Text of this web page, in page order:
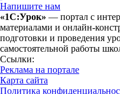
Напишите нам
«1С:Урок» — портал с
материалами и онлайн-
подготовки и проведения
самостоятельной работы
Ссылки:
Реклама на портале
Карта сайта
Политика